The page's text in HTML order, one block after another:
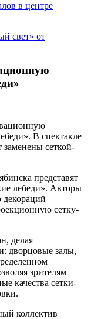
в центре
свет» от
В спектакле
сеткой-
представят
лебеди». Авторы
сетку-
делая
дворцовые залы,
зрителям
качества сетки-
коллектив